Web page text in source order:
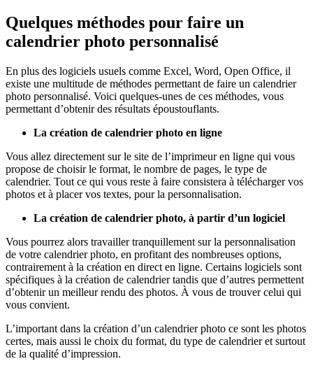
Quelques méthodes pour faire un
calendrier photo personnalisé
En plus des logiciels usuels comme Excel, Word, Open Office, il
existe une multitude de méthodes permettant de faire un calendrier
photo personnalisé. Voici quelques-unes de ces méthodes, vous
permettant d’obtenir des résultats époustouflants.
La création de calendrier photo en ligne
Vous allez directement sur le site de l’imprimeur en ligne qui vous
propose de choisir le format, le nombre de pages, le type de
calendrier. Tout ce qui vous reste à faire consistera à télécharger vos
photos et à placer vos textes, pour la personnalisation.
La création de calendrier photo, à partir d’un logiciel
Vous pourrez alors travailler tranquillement sur la personnalisation
de votre calendrier photo, en profitant des nombreuses options,
contrairement à la création en direct en ligne. Certains logiciels sont
spécifiques à la création de calendrier tandis que d’autres permettent
d’obtenir un meilleur rendu des photos. À vous de trouver celui qui
vous convient.
L’important dans la création d’un calendrier photo ce sont les photos
certes, mais aussi le choix du format, du type de calendrier et surtout
de la qualité d’impression.